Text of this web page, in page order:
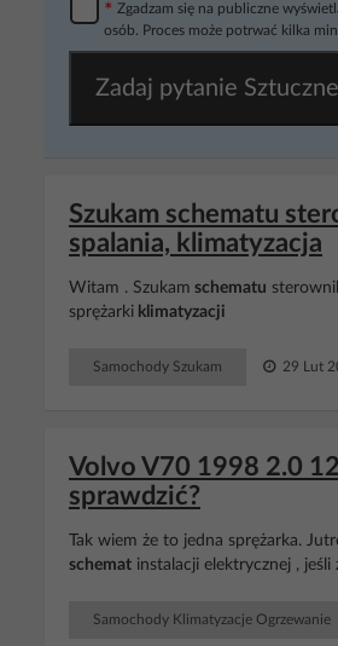
* Zgadzam się na publiczne
osób. Proces może potrwać kilka
Zadaj pytanie
Szukam schematu
spalania, klimatyzacja
Witam . Szukam schematu
sprężarki klimatyzacji
Samochody Szukam 29 Lut
Volvo V70 1998 2.0
sprawdzić?
Tak wiem że to jedna sprężarka.
schemat instalacji elektrycznej ,
Samochody Klimatyzacje Ogrzewanie